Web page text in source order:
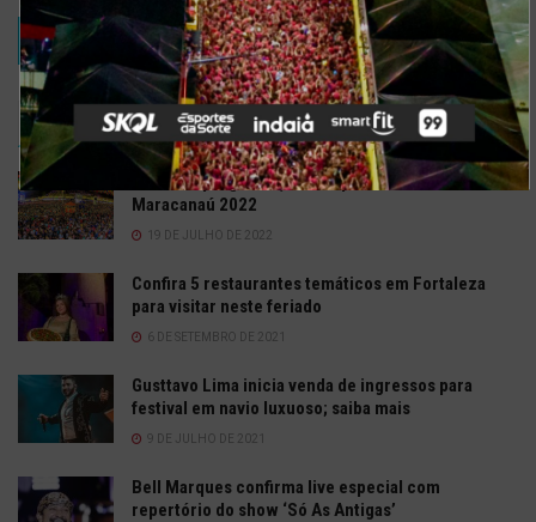
TRENDING COMMENTS RECENTES
Confira a programação completa do São João de
Maracanaú 2022
19 DE JULHO DE 2022
Confira 5 restaurantes temáticos em Fortaleza
para visitar neste feriado
6 DE SETEMBRO DE 2021
Gusttavo Lima inicia venda de ingressos para
festival em navio luxuoso; saiba mais
9 DE JULHO DE 2021
Bell Marques confirma live especial com
repertório do show ‘Só As Antigas’